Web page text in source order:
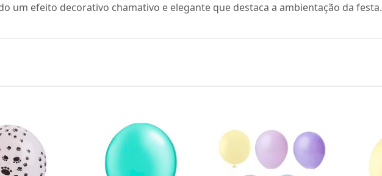
um efeito decorativo chamativo e elegante que destaca a ambientação da festa.